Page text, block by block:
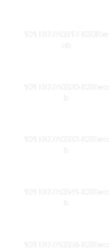
101 DD7A0317-KS0Kw
eb
101 DD7A0320-KSKwe
b
101 DD7A0332-KSKwe
b
101 DD7A0341-KSKwe
b
101 DD7A0358-KSKwe